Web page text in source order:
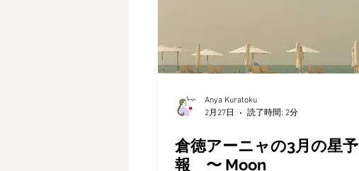
Anya Kuratoku
2月27日
読了時間: 2分
倉徳アーニャの3月の星予
報 〜 Moon